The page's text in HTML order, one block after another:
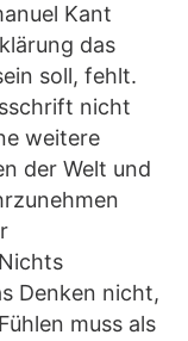
Kant
das
soll, fehlt.
nicht
weitere
der Welt und
Denken nicht,
muss als